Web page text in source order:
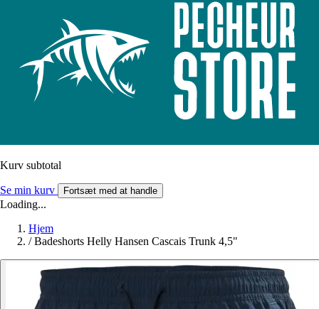
Kurv subtotal
Se min kurv Fortsæt med at handle
Loading...
Hjem
/ Badeshorts Helly Hansen Cascais Trunk 4,5"